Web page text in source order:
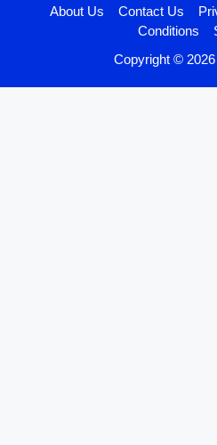
About Us Contact Us
Conditions
Copyright ©